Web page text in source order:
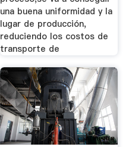
una buena uniformidad y la
lugar de producción,
reduciendo los costos de
transporte de